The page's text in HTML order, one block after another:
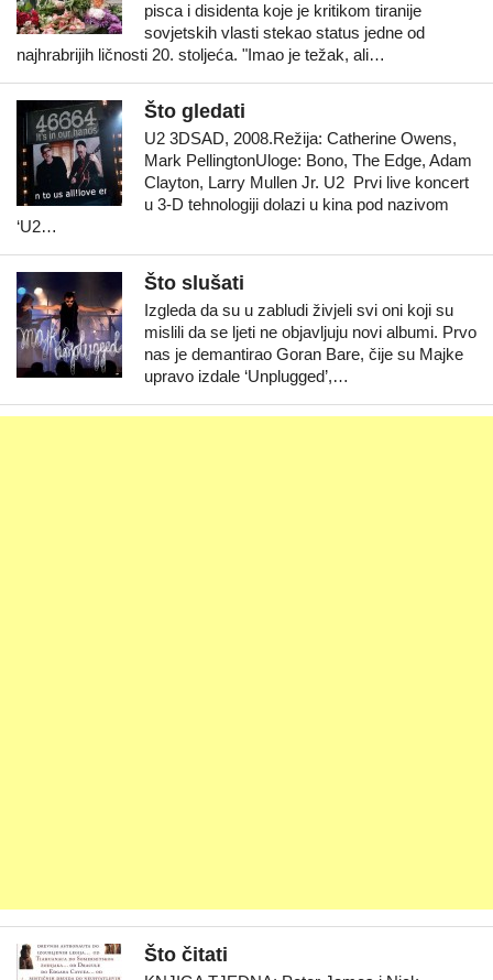
pisca i disidenta koje je kritikom tiranije
sovjetskih vlasti stekao status jedne od
najhrabrijih ličnosti 20. stoljeća. "Imao je težak, ali…
Što gledati
U2 3DSAD, 2008.Režija: Catherine Owens,
Mark PellingtonUloge: Bono, The Edge, Adam
Clayton, Larry Mullen Jr. U2 Prvi live koncert
u 3-D tehnologiji dolazi u kina pod nazivom
‘U2…
Što slušati
Izgleda da su u zabludi živjeli svi oni koji su
mislili da se ljeti ne objavljuju novi albumi. Prvo
nas je demantirao Goran Bare, čije su Majke
upravo izdale ‘Unplugged’,…
Što čitati